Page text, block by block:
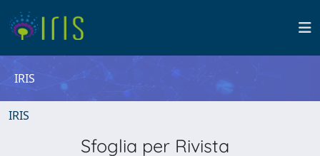
IRIS
IRIS
Sfoglia per Rivista